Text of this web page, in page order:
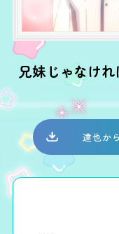
兄妹じゃなけ
達也か